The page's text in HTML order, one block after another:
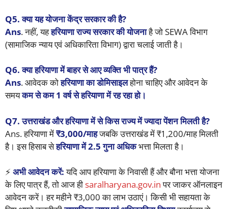
Q5. क्या यह योजना केंद्र सरकार की है?
Ans. नहीं, यहहरियाणा राज्य सरकार की योजनाहै जो SEWA विभाग
(सामाजिक न्याय एवं अधिकारिता विभाग) द्वारा चलाई जाती है।
Q6. क्या हरियाणा में बाहर से आए व्यक्ति भी पात्र हैं?
Ans. आवेदक कोहरियाणा का डोमिसाइलहोना चाहिए और आवेदन के
समयकम से कम 1 वर्ष से हरियाणा में रह रहा हो।
Q7. उत्तराखंड और हरियाणा में से किस राज्य में ज्यादा पेंशन मिलती है?
Ans. हरियाणा में₹3,000/माहजबकि उत्तराखंड में ₹1,200/माह मिलती
है। इस हिसाब सेहरियाणा में 2.5 गुना अधिकभत्ता मिलता है।
⚡ अभी आवेदन करें:यदि आप हरियाणा के निवासी हैं और बौना भत्ता योजना
के लिए पात्र हैं, तो आज हीsaralharyana.gov.inपर जाकर ऑनलाइन
आवेदन करें। हर महीने ₹3,000 का लाभ उठाएं। किसी भी सहायता के